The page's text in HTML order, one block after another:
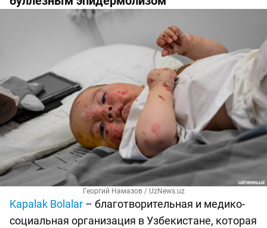
Георгий Намазов / UzNews.uz
Kapalak Bolalar – благотворительная и медико-
социальная организация в Узбекистане, которая